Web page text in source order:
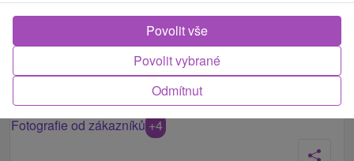
Fotografie od zákazníků +4
Odmítnut
Povolit vybrané
Povolit vše